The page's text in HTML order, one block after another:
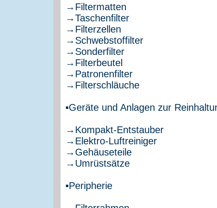
→Filtermatten
→Taschenfilter
→Filterzellen
→Schwebstoffilter
→Sonderfilter
→Filterbeutel
→Patronenfilter
→Filterschläuche
▪Geräte und Anlagen zur
→Kompakt-Entstauber
→Elektro-Luftreiniger
→Gehäuseteile
→Umrüstsätze
▪Peripherie